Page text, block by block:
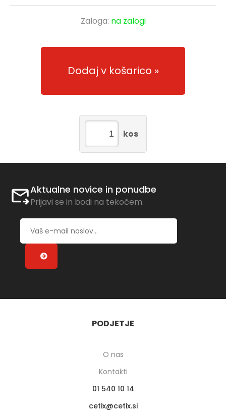
Zaloga: na zalogi
Dodaj v košarico
kos
Aktualne novice in ponudbe
Prijavi se in bodi na tekočem.
PODJETJE
O nas
Kontakti
01 540 10 14
cetix
cetix.si